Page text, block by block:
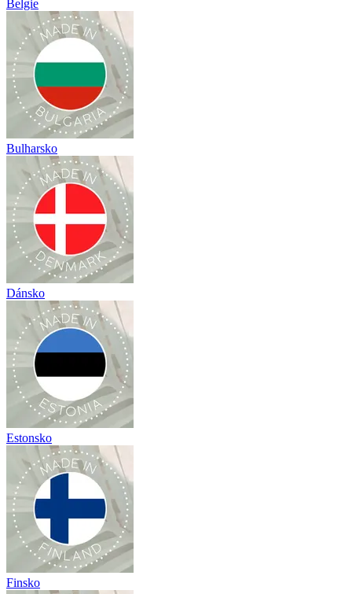
Belgie
Bulharsko
Dánsko
Estonsko
Finsko